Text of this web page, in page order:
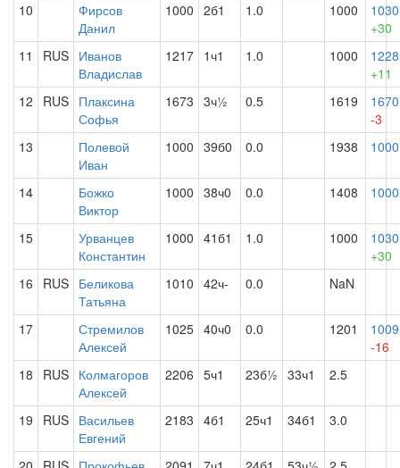
10
Фирсов
Данил
1000 2б1 1.0 1000
1030
+30
11
RUS Иванов
Владислав
1217 1ч1 1.0 1000
1228
+11
12
RUS Плаксина
Софья
1673 3ч½ 0.5 1619
1670
-3
13
Полевой
Иван
1000 39б0 0.0 1938 1000
14
Божко
Виктор
1000 38ч0 0.0 1408 1000
15
Урванцев
Константин
1000 41б1 1.0 1000
1030
+30
16
RUS Беликова
Татьяна
1010 42ч- 0.0 NaN
17
Стремилов
Алексей
1025 40ч0 0.0 1201
1009
-16
18
RUS Колмагоров
Алексей
2206 5ч1 23б½ 33ч1 2.5
19 RUS Васильев
Евгений
2183 4б1 25ч1 34б1 3.0